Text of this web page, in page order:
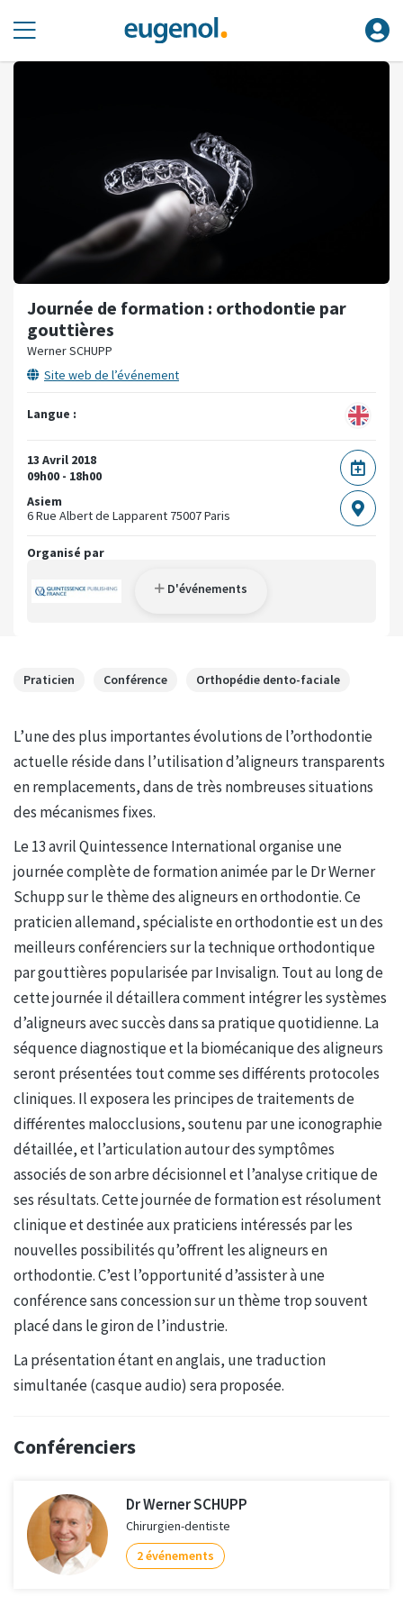
Journée de formation : orthodontie par
gouttières
Werner SCHUPP
Site web de l’événement
Langue :
13 Avril 2018
09h00 - 18h00
Asiem
6 Rue Albert de Lapparent 75007 Paris
Organisé par
D'événements
Praticien Conférence Orthopédie dento-faciale
L’une des plus importantes évolutions de l’orthodontie
actuelle réside dans l’utilisation d’aligneurs transparents
en remplacements, dans de très nombreuses situations
des mécanismes fixes.
Le 13 avril Quintessence International organise une
journée complète de formation animée par le Dr Werner
Schupp sur le thème des aligneurs en orthodontie. Ce
praticien allemand, spécialiste en orthodontie est un des
meilleurs conférenciers sur la technique orthodontique
par gouttières popularisée par Invisalign. Tout au long de
cette journée il détaillera comment intégrer les systèmes
d’aligneurs avec succès dans sa pratique quotidienne. La
séquence diagnostique et la biomécanique des aligneurs
seront présentées tout comme ses différents protocoles
cliniques. Il exposera les principes de traitements de
différentes malocclusions, soutenu par une iconographie
détaillée, et l’articulation autour des symptômes
associés de son arbre décisionnel et l’analyse critique de
ses résultats. Cette journée de formation est résolument
clinique et destinée aux praticiens intéressés par les
nouvelles possibilités qu’offrent les aligneurs en
orthodontie. C’est l’opportunité d’assister à une
conférence sans concession sur un thème trop souvent
placé dans le giron de l’industrie.
La présentation étant en anglais, une traduction
simultanée (casque audio) sera proposée.
Conférenciers
Dr Werner SCHUPP
Chirurgien-dentiste
2 événements